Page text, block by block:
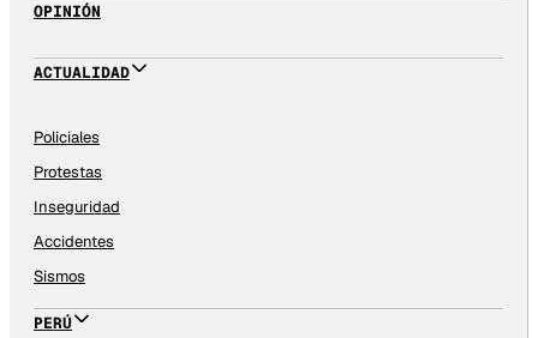
OPINIÓN
ACTUALIDAD
Policiales
Protestas
Inseguridad
Accidentes
Sismos
PERÚ